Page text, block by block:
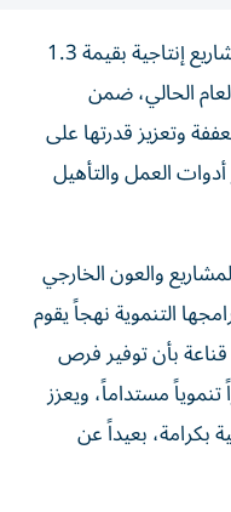
نفذت جمعية الشارقة الخيرية 804 مشاريع إنتاجية بقيمة 1.3
الحالي، ضمن
وتعزيز قدرتها على
العمل والتأهيل
والعون الخارجي
التنموية نهجاً يقوم
قناعة بأن توفير فرص
مستداماً، ويعزز
بكرامة، بعيداً عن